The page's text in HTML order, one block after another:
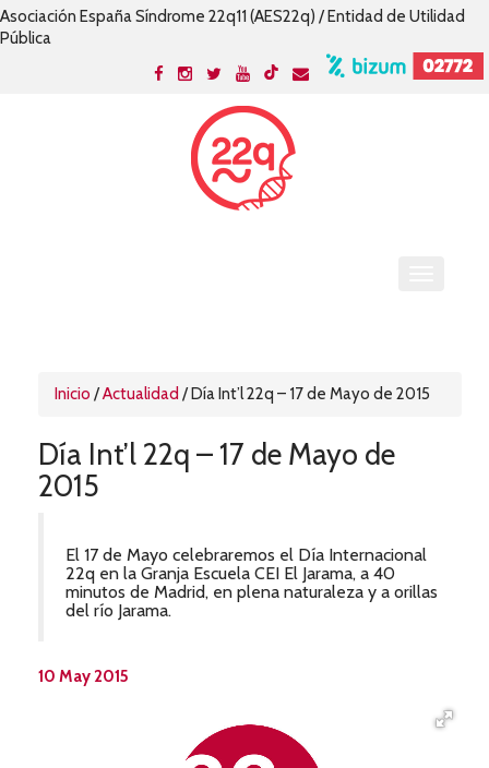
Asociación España Síndrome 22q11 (AES22q) / Entidad de Utilidad
Pública
Inicio /Actualidad /Día Int’l 22q – 17 de Mayo de 2015
Día Int’l 22q – 17 de Mayo de
2015
El 17 de Mayo celebraremos el Día Internacional
22q en la Granja Escuela CEI El Jarama, a 40
minutos de Madrid, en plena naturaleza y a orillas
del río Jarama.
10 May 2015